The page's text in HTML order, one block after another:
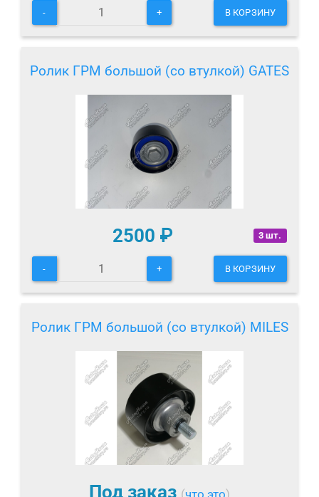
- + В КОРЗИНУ
Ролик ГРМ большой (со втулкой) GATES
3 шт.
2500 ₽
- + В КОРЗИНУ
Ролик ГРМ большой (со втулкой) MILES
Под заказ (что это)